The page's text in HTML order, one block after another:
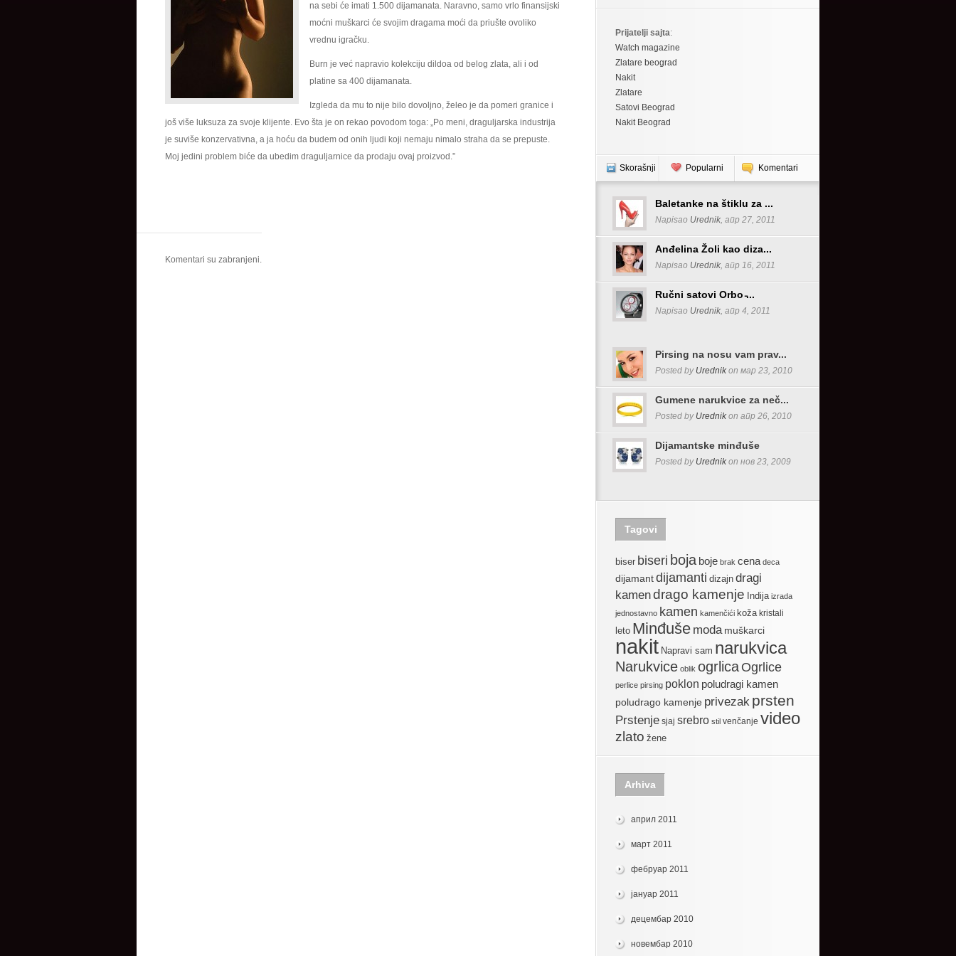
na sebi će imati 1.500 dijamanata. Naravno, samo vrlo finansijski
moćni muškarci će svojim dragama moći da priušte ovoliko
vrednu igračku.
Burn je već napravio kolekciju dildoa od belog zlata, ali i od
platine sa 400 dijamanata.
Izgleda da mu to nije bilo dovoljno, želeo je da pomeri granice i
još više luksuza za svoje klijente. Evo šta je on rekao povodom toga: „Po meni, draguljarska industrija
je suviše konzervativna, a ja hoću da budem od onih ljudi koji nemaju nimalo straha da se prepuste.
Moj jedini problem biće da ubedim draguljarnice da prodaju ovaj proizvod.”
Komentari su zabranjeni.
Prijatelji sajta:
Watch magazine
Zlatare beograd
Nakit
Zlatare
Satovi Beograd
Nakit Beograd
Skorašnji Popularni Komentari
Baletanke na štiklu za ...
Napisao Urednik, апр 27, 2011
Anđelina Žoli kao diza...
Napisao Urednik, апр 16, 2011
Ručni satovi Orbo ̵...
Napisao Urednik, апр 4, 2011
Pirsing na nosu vam prav...
Posted by Urednik on мар 23, 2010
Gumene narukvice za neč...
Posted by Urednik on апр 26, 2010
Dijamantske minđuše
Posted by Urednik on нов 23, 2009
Tagovi
biser biseri boja boje brak cena deca
dijamantdijamanti dizajn dragi
kamendrago kamenje Indija izrada
jednostavno kamen kamenčići koža kristali
leto Minđuše moda muškarci
nakit Napravi sam narukvica
Narukvice oblik ogrlicaOgrlice
perlice pirsing poklon poludragi kamen
poludrago kamenje privezak prsten
Prstenje sjaj srebro stil venčanje video
zlato žene
Arhiva
април 2011
март 2011
фебруар 2011
јануар 2011
децембар 2010
новембар 2010